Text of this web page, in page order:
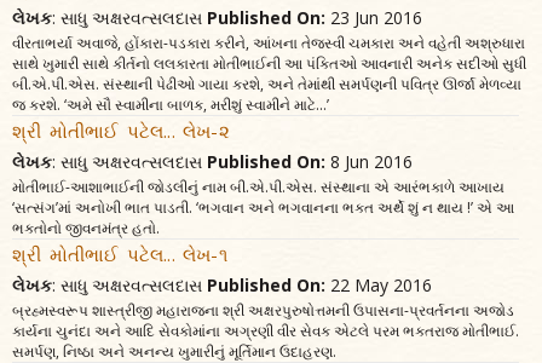
લેખક: સાધુ અક્ષરવત્સલદાસ Published On: 23 Jun 2016
વીરતાભર્યા અવાજે, હોંકારા-પડકારા કરીને, આંખના તેજસ્વી ચમકારા અને વહેતી અશ્રુધારા
સાથે ખુમારી સાથે કીર્તનો લલકારતા મોતીભાઈની આ પંક્તિઓ આવનારી અનેક સદીઓ સુધી
બી.એ.પી.એસ. સંસ્થાની પેઢીઓ ગાયા કરશે, અને તેમાંથી સમર્પણની પવિત્ર ઊર્જા મેળવ્યા
જ કરશે. ‘અમે સૌ સ્વામીના બાળક, મરીશું સ્વામીને માટે...’
શ્રી મોતીભાઈ પટેલ... લેખ-૨
લેખક: સાધુ અક્ષરવત્સલદાસ Published On: 8 Jun 2016
મોતીભાઈ-આશાભાઈની જોડલીનું નામ બી.એ.પી.એસ. સંસ્થાના એ આરંભકાળે આખાય
‘સત્સંગ’માં અનોખી ભાત પાડતી. ‘ભગવાન અને ભગવાનના ભક્ત અર્થે શું ન થાય !’ એ આ
ભક્તોનો જીવનમંત્ર હતો.
શ્રી મોતીભાઈ પટેલ... લેખ-૧
લેખક: સાધુ અક્ષરવત્સલદાસ Published On: 22 May 2016
બ્રહ્મસ્વરૂપ શાસ્ત્રીજી મહારાજના શ્રી અક્ષરપુરુષોત્તમની ઉપાસના-પ્રવર્તનના અજોડ
કાર્યના ચુનંદા અને આદિ સેવકોમાંના અગ્રણી વીર સેવક એટલે પરમ ભક્તરાજ મોતીભાઈ.
સમર્પણ, નિષ્ઠા અને અનન્ય ખુમારીનું મૂર્તિમાન ઉદાહરણ.